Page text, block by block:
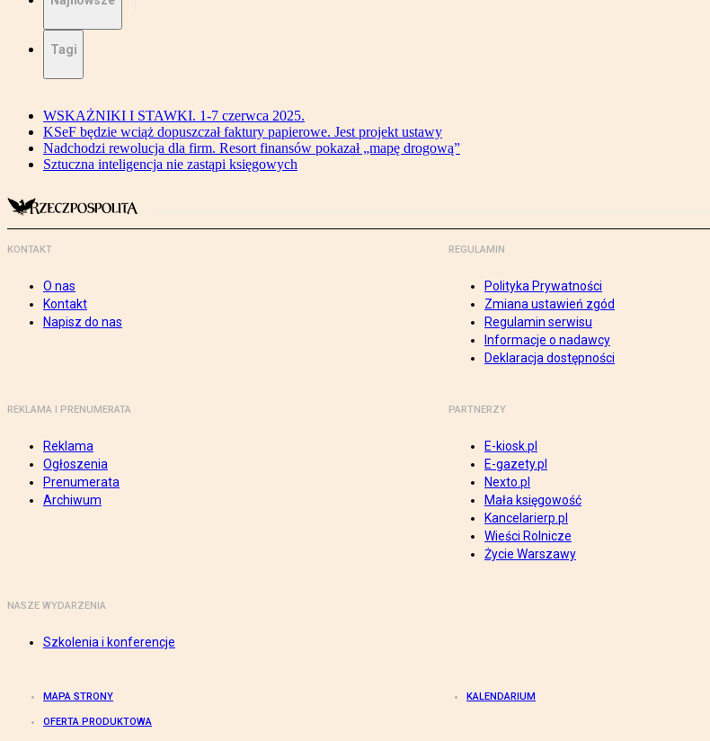
Tagi
WSKAŻNIKI I STAWKI. 1-7 czerwca 2025.
KSeF będzie wciąż dopuszczał faktury papierowe. Jest projekt ustawy
Nadchodzi rewolucja dla firm. Resort finansów pokazał „mapę drogową”
Sztuczna inteligencja nie zastąpi księgowych
KONTAKT
O nas
Kontakt
Napisz do nas
REGULAMIN
Polityka Prywatności
Zmiana ustawień zgód
Regulamin serwisu
Informacje o nadawcy
Deklaracja dostępności
REKLAMA I PRENUMERATA
Reklama
Ogłoszenia
Prenumerata
Archiwum
PARTNERZY
E-kiosk.pl
E-gazety.pl
Nexto.pl
Mała księgowość
Kancelarierp.pl
Wieści Rolnicze
Życie Warszawy
NASZE WYDARZENIA
Szkolenia i konferencje
MAPA STRONY KALENDARIUM
OFERTA PRODUKTOWA